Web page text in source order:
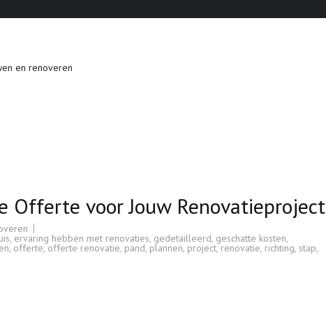
en renoveren
Offerte voor Jouw Renovatieproject
, ervaring hebben met renovaties, gedetailleerd, geschatte kosten,
, offerte,offerte renovatie, pand, plannen, project,renovatie, richting, stap,